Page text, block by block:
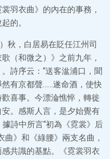
羽衣曲》的內在的事務，
的。
秋，白居易在貶任江州司
（和微之）》之前九年，
詩序云：“送客湓浦口，聞
有京都聲……遂命酒，使快
喜事。今漂淪憔悴，轉徙
。感斯人言，是夕始覺有
詩中所言“初為《霓裳》后
曲》和《綠腰》兩支名曲，
共識的基點。《霓裳羽衣